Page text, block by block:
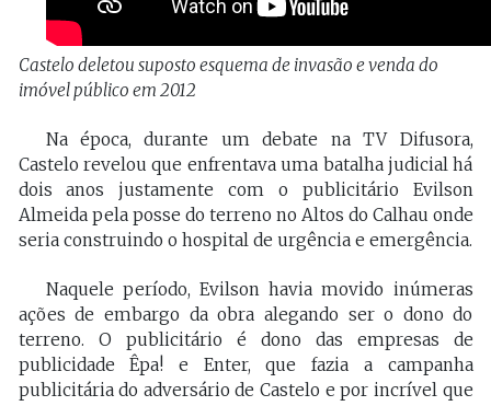
Castelo deletou suposto esquema de invasão e venda do
imóvel público em 2012
Na época, durante um debate na TV Difusora,
Castelo revelou que enfrentava uma batalha judicial há
dois anos justamente com o publicitário Evilson
Almeida pela posse do terreno no Altos do Calhau onde
seria construindo o hospital de urgência e emergência.
Naquele período, Evilson havia movido inúmeras
ações de embargo da obra alegando ser o dono do
terreno. O publicitário é dono das empresas de
publicidade Êpa! e Enter, que fazia a campanha
publicitária do adversário de Castelo e por incrível que